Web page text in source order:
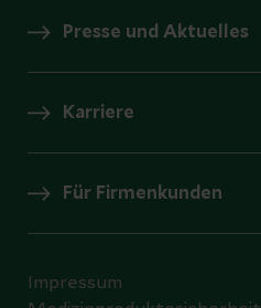
Presse und Aktuelles
Karriere
Für Firmenkunden
Impressum